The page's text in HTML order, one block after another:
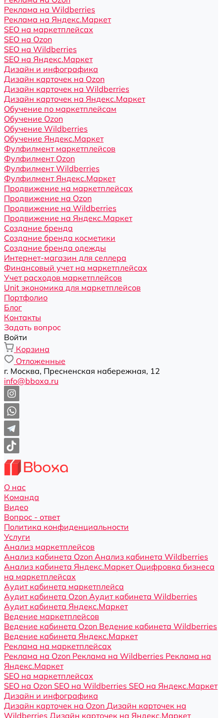
Реклама на Wildberries
Реклама на Яндекс.Маркет
SEO на маркетплейсах
SEO на Ozon
SEO на Wildberries
SEO на Яндекс.Маркет
Дизайн и инфографика
Дизайн карточек на Ozon
Дизайн карточек на Wildberries
Дизайн карточек на Яндекс.Маркет
Обучение по маркетплейсам
Обучение Ozon
Обучение Wildberries
Обучение Яндекс.Маркет
Фулфилмент маркетплейсов
Фулфилмент Ozon
Фулфилмент Wildberries
Фулфилмент Яндекс.Маркет
Продвижение на маркетплейсах
Продвижение на Ozon
Продвижение на Wildberries
Продвижение на Яндекс.Маркет
Создание бренда
Создание бренда косметики
Создание бренда одежды
Интернет-магазин для селлера
Финансовый учет на маркетплейсах
Учет расходов маркетплейсов
Unit экономика для маркетплейсов
Портфолио
Блог
Контакты
Задать вопрос
Войти
Корзина
Отложенные
г. Москва, Пресненская набережная, 12
info@bboxa.ru
О нас
Команда
Видео
Вопрос - ответ
Политика конфиденциальности
Услуги
Анализ маркетплейсов
Анализ кабинета Ozon Анализ кабинета Wildberries
Анализ кабинета Яндекс.Маркет Оцифровка бизнеса
на маркетплейсах
Аудит кабинета маркетплейса
Аудит кабинета Ozon Аудит кабинета Wildberries
Аудит кабинета Яндекс.Маркет
Ведение маркетплейсов
Ведение кабинета Ozon Ведение кабинета Wildberries
Ведение кабинета Яндекс.Маркет
Реклама на маркетплейсах
Реклама на Ozon Реклама на Wildberries Реклама на
Яндекс.Маркет
SEO на маркетплейсах
SEO на Ozon SEO на Wildberries SEO на Яндекс.Маркет
Дизайн и инфографика
Дизайн карточек на Ozon Дизайн карточек на
Wildberries Дизайн карточек на Яндекс.Маркет